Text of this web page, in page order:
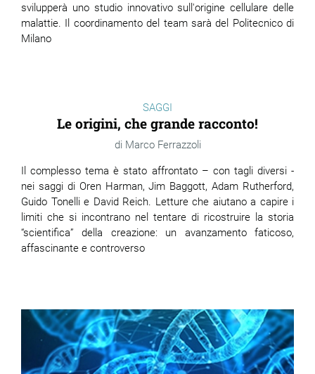
svilupperà uno studio innovativo sull'origine cellulare delle
malattie. Il coordinamento del team sarà del Politecnico di
Milano
SAGGI
Le origini, che grande racconto!
Marco Ferrazzoli
Il complesso tema è stato affrontato – con tagli diversi -
nei saggi di Oren Harman, Jim Baggott, Adam Rutherford,
Guido Tonelli e David Reich. Letture che aiutano a capire i
limiti che si incontrano nel tentare di ricostruire la storia
“scientifica” della creazione: un avanzamento faticoso,
affascinante e controverso